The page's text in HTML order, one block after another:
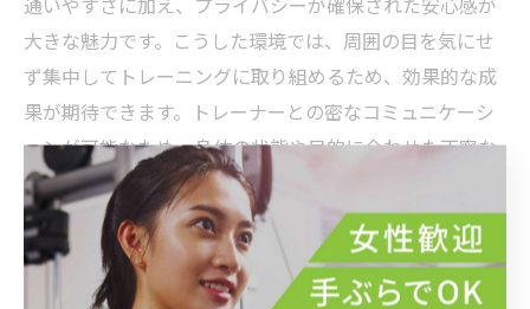
大きな魅力です。こうした環境では、周囲の目を気にせ
ず集中してトレーニングに取り組めるため、効果的な成
果が期待できます。トレーナーとの密なコミュニケーシ
ョンが可能なため、身体の状態や目的に合わせた丁寧な
サポートを受けられ、モチベーション維持につながるこ
とも多いです。初めての方でも不安なく始められ、快適
な環境で継続できる点は大きなメリットと言えます。駅
近の個室パーソナルジムを選ぶ際には、通いやすさだけ